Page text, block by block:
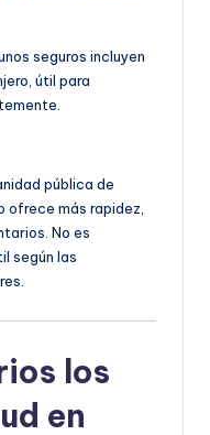
seguros incluyen
útil para
pública de
ofrece más rapidez,
No es
según las
los
en